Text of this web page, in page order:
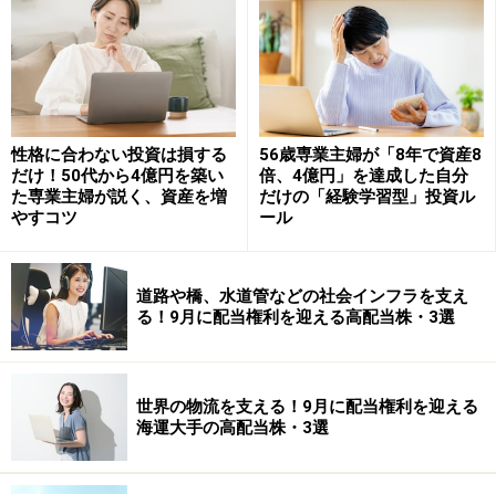
最初の投資は選択と集中が必要
ここで、選択と集中という考え方をしてみましょう。一
日の中で、投資に費やせる時間は限られています。にも
関わらず、同時にいろいろ手を出してしまうと、全てが
中途半端になってしまいかねません。しかし、一つのこ
とに集中すれば、短期間で知識が習得でき、技術も上達
ます。
投資の対象が変わっても、投資の考え方というのは、全
てに共通するものもたくさんあります。ですから、何か
一つに習熟すれば、他の投資対象でもコツをつかむのが
容易になります。そこで、これから投資をしよう、とい
う人は、株でも不動産でも、何か一つに的を絞って取り
組んでみてはいかがでしょうか。
性格に合わない投資は損する
だけ！50代から4億円を築い
た専業主婦が説く、資産を増
やすコツ
56歳専業主婦が「8年で資産8
倍、4億円」を達成した自分
だけの「経験学習型」投資ル
ール
道路や橋、水道管などの社会インフラを支え
る！9月に配当権利を迎える高配当株・3選
世界の物流を支える！9月に配当権利を迎える
海運大手の高配当株・3選